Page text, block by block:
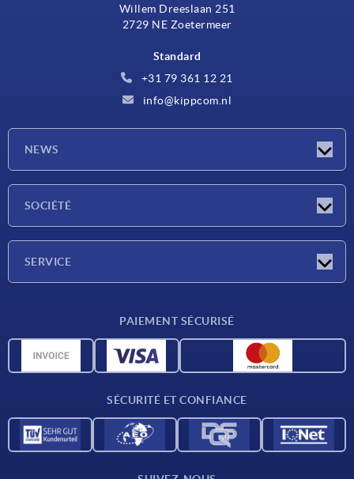
Willem Dreeslaan 251
2729 NE Zoetermeer
Standard
+31 79 361 12 21
info@kippcom.nl
NEWS
SOCIÉTÉ
SERVICE
Données CAO
PAIEMENT SÉCURISÉ
SÉCURITÉ ET CONFIANCE